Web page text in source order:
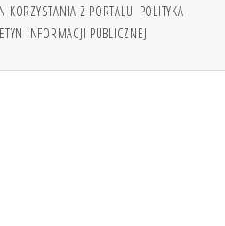
KORZYSTANIA Z PORTALU POLITYKA
INFORMACJI PUBLICZNEJ